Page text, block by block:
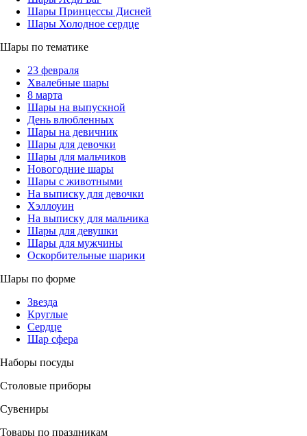
Шары Принцессы Дисней
Шары Холодное сердце
Шары по тематике
23 февраля
Хвалебные шары
8 марта
Шары на выпускной
День влюбленных
Шары на девичник
Шары для девочки
Шары для мальчиков
Новогодние шары
Шары с животными
На выписку для девочки
Хэллоуин
На выписку для мальчика
Шары для девушки
Шары для мужчины
Оскорбительные шарики
Шары по форме
Звезда
Круглые
Сердце
Шар сфера
Наборы посуды
Столовые приборы
Сувениры
Товары по праздникам